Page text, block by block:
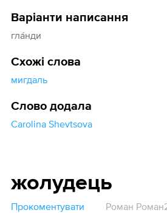
Варіанти написання
гла́нди
Схожі слова
мигдаль
Слово додала
Carolina Shevtsova
жолудець
Прокоментувати Роман